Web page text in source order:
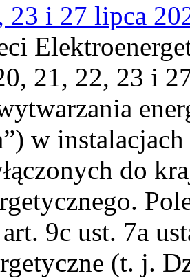
23 i 27 lipca
21, 22, 23 i
w
do
9c ust. 7a
(t. j.